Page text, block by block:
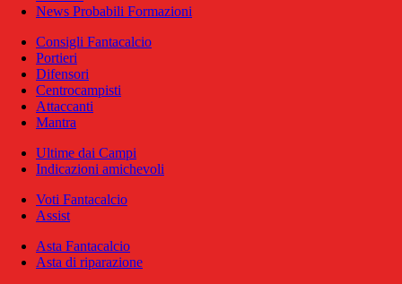
News Probabili Formazioni
Consigli Fantacalcio
Portieri
Difensori
Centrocampisti
Attaccanti
Mantra
Ultime dai Campi
Indicazioni amichevoli
Voti Fantacalcio
Assist
Asta Fantacalcio
Asta di riparazione